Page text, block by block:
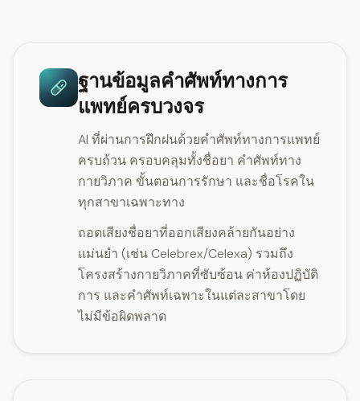
ฐานข้อมูลคำศัพท์ทางการ
แพทย์ครบวงจร
AI ที่ผ่านการฝึกฝนด้วยคำศัพท์ทางการแพทย์
ครบถ้วน ครอบคลุมทั้งชื่อยา คำศัพท์ทาง
กายวิภาค ขั้นตอนการรักษา และชื่อโรคใน
ทุกสาขาเฉพาะทาง
ถอดเสียงชื่อยาที่ออกเสียงคล้ายกันอย่าง
แม่นยำ (เช่น Celebrex/Celexa) รวมถึง
โครงสร้างกายวิภาคที่ซับซ้อน ค่าห้องปฏิบัติ
การ และคำศัพท์เฉพาะในแต่ละสาขาโดย
ไม่มีข้อผิดพลาด